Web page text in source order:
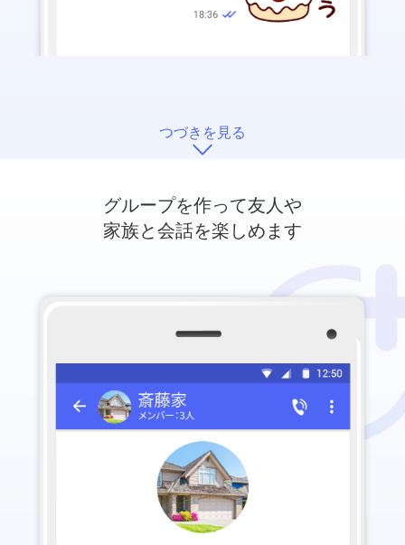
つづきを見る
グループを作って友人や
家族と会話を楽しめます